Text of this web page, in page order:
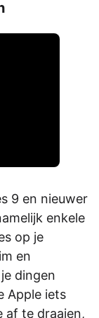
9 en nieuwer
enkele
op je
en
dingen
Apple iets
af te draaien,